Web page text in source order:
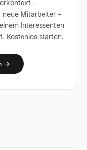
–
neue Mitarbeiter –
Interessenten
Kostenlos starten.
→